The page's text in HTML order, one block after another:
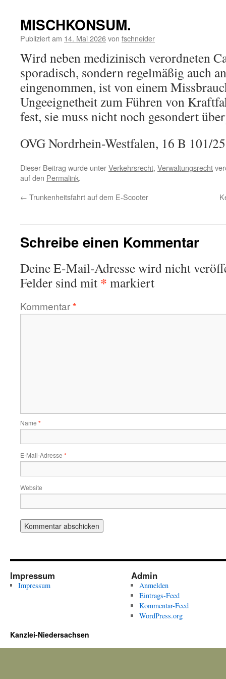
MISCHKONSUM.
Publiziert am 14. Mai 2026von fschneider
Wird neben medizinisch verordneten
sporadisch, sondern regelmäßig auch
eingenommen, ist von einem
Ungeeignetheit zum Führen von
fest, sie muss nicht noch gesondert
OVG Nordrhein-Westfalen, 16 B 101/25
Dieser Beitrag wurde unterVerkehrsrecht, Verwaltungsrecht
auf den Permalink.
← Trunkenheitsfahrt auf dem E-Scooter
Schreibe einen Kommentar
Deine E-Mail-Adresse wird nicht
Felder sind mit * markiert
Kommentar*
Name *
E-Mail-Adresse *
Website
Impressum
Impressum
Admin
Anmelden
Eintrags-Feed
Kommentar-Feed
WordPress.org
Kanzlei-Niedersachsen